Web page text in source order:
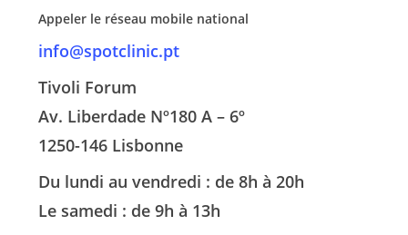
Appeler le réseau mobile national
info@spotclinic.pt
Tivoli Forum
Av. Liberdade Nº180 A – 6º
1250-146 Lisbonne
Du lundi au vendredi : de 8h à 20h
Le samedi : de 9h à 13h